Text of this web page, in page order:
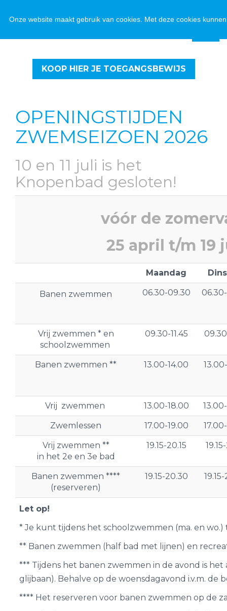
KOOP HIER JE TOEGANGSBEWIJS
OPENINGSTIJDEN
ZWEMSEIZOEN 2026
10 en 11 juli is het
Knopenbad gesloten!
vóór de
25 april t/m 19
Maandag
Banen zwemmen 06.30-09.30
Vrij zwemmen * en
schoolzwemmen
09.30-11.45
Banen zwemmen ** 13.00-14.00
Vrij zwemmen 13.00-18.00
Zwemlessen 17.00-19.00
Vrij zwemmen **
in het 2e en 3e bad
19.15-20.15
Banen zwemmen ****
(reserveren)
19.15-20.30
Let op!
* Je kunt tijdens het schoolzwemmen (ma. en
** Banen zwemmen (half bad met lijnen) en
*** Tijdens het banen zwemmen in de avond is
glijbaan). Behalve op de woensdagavond i.v.m. de
**** Het reserveren voor banen zwemmen op de
Onze website maakt gebruik van cookies. Met deze cookies